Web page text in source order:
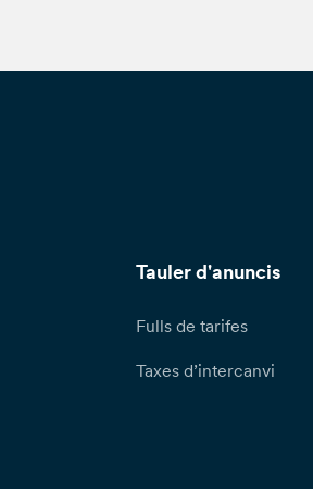
Tauler d'anuncis
Fulls de tarifes
Taxes d’intercanvi